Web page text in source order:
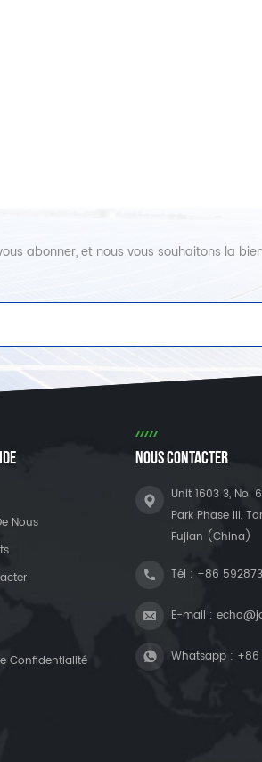
abonner, et nous vous souhaitons la
Nous
Confidentialité
NOUS CONTACTER
Unit 1603 3, No.
Park Phase III,
Fujian (China)
Tél : +86
E-mail :
Whatsapp : +86